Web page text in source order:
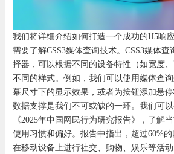
我们将详细介绍如何打造一个成功的H5响
需要了解CSS3媒体查询技术。CSS3媒体查
择器，可以根据不同的设备特性（如宽度
不同的样式。例如，我们可以使用媒体查
幕尺寸下的显示效果，或者为按钮添加悬停
数据支撑是我们不可或缺的一环。我们可
《2025年中国网民行为研究报告》，了解
使用习惯和偏好。报告中指出，超过60%
在移动设备上进行社交、购物、娱乐等活